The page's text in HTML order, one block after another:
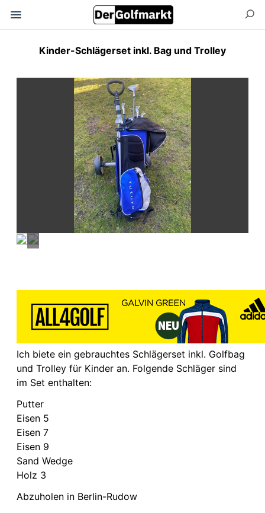
Kinder-Schlägerset inkl. Bag und Trolley
Ich biete ein gebrauchtes Schlägerset inkl. Golfbag
und Trolley für Kinder an. Folgende Schläger sind
im Set enthalten:
Putter
Eisen 5
Eisen 7
Eisen 9
Sand Wedge
Holz 3
Abzuholen in Berlin-Rudow